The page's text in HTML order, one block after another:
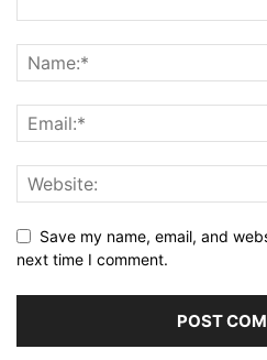
Save my name, email, and
next time I comment.